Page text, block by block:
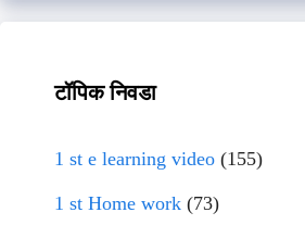
टॉपिक निवडा
1 st e learning video (155)
1 st Home work (73)